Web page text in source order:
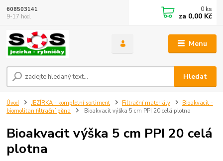
Menu
Hledat
608503141
9-17 hod.
0 ks
za 0,00 Kč
Úvod JEZÍRKA - kompletní sortiment Filtrační materiály
Bioakvacit -
biomolitan filtrační pěna
Bioakvacit výška 5 cm PPI 20 celá plotna
Bioakvacit výška 5 cm PPI 20 celá
plotna